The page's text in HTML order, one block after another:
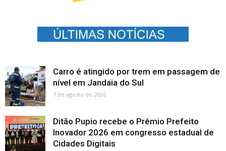
Carro é atingido por trem em passagem de
nível em Jandaia do Sul
7 de agosto de 2026
Ditão Pupio recebe o Prêmio Prefeito
Inovador 2026 em congresso estadual de
Cidades Digitais